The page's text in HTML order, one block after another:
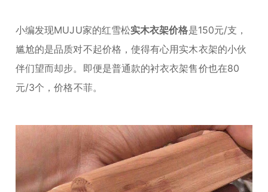
小编发现MUJU家的红雪松实木衣架价格是150元/支，
尴尬的是品质对不起价格，使得有心用实木衣架的小伙
伴们望而却步。即便是普通款的衬衣衣架售价也在80
元/3个，价格不菲。